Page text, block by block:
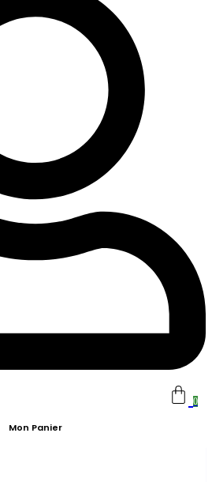
0
Mon Panier